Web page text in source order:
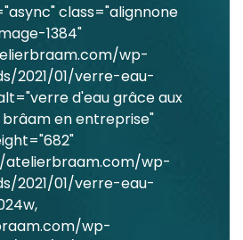
class="alignnone
1384"
wp-
2021/01/verre-eau-
d'eau grâce aux
en entreprise"
wp-
2021/01/verre-eau-
wp-